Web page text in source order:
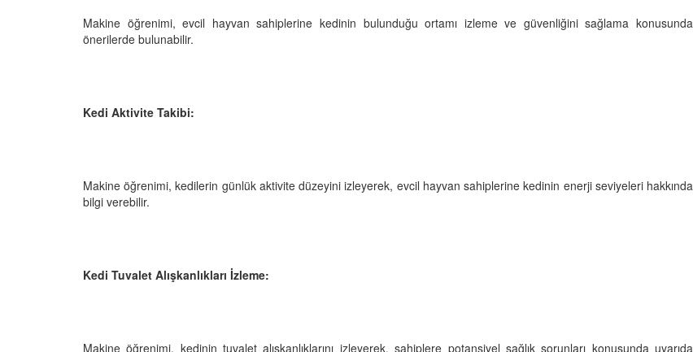
Makine öğrenimi, evcil hayvan sahiplerine kedinin bulunduğu ortamı izleme ve güvenliğini sağlama konusunda
önerilerde bulunabilir.
Kedi Aktivite Takibi:
Makine öğrenimi, kedilerin günlük aktivite düzeyini izleyerek, evcil hayvan sahiplerine kedinin enerji seviyeleri hakkında
bilgi verebilir.
Kedi Tuvalet Alışkanlıkları İzleme:
Makine öğrenimi, kedinin tuvalet alışkanlıklarını izleyerek, sahiplere potansiyel sağlık sorunları konusunda uyarıda